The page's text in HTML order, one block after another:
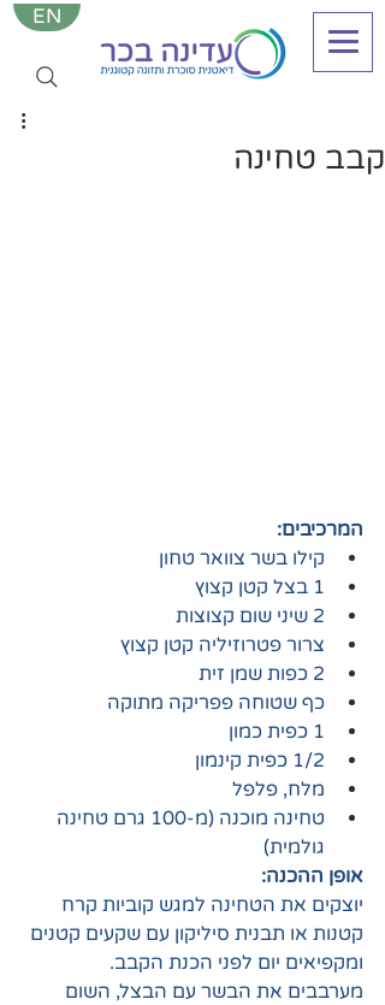
EN
קבב טחינה
המרכיבים:
קילו בשר צוואר טחון
1 בצל קטן קצוץ
2 שיני שום קצוצות
צרור פטרוזיליה קטן קצוץ
2 כפות שמן זית
כף שטוחה פפריקה מתוקה
1 כפית כמון
1/2 כפית קינמון
מלח, פלפל
טחינה מוכנה (מ-100 גרם טחינה
גולמית)
אופן ההכנה:
יוצקים את הטחינה למגש קוביות קרח
קטנות או תבנית סיליקון עם שקעים קטנים
ומקפיאים יום לפני הכנת הקבב.
מערבבים את הבשר עם הבצל, השום